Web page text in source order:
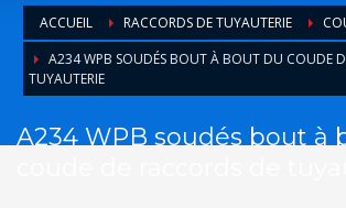
ACCUEIL RACCORDS DE TUYAUTERIE
A234 WPB SOUDÉS BOUT À BOUT DU COUDE
TUYAUTERIE
A234 WPB soudés bout à